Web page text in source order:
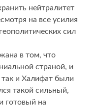
нейтралитет
на все усилия
сил
в том, что
страной, и
и Халифат были
такой сильный,
готовый на